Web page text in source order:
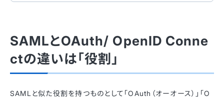
SAMLとOAuth/ OpenID Conne
ctの違いは「役割」
SAMLと似た役割を持つものとして「OAuth（オーオース）」「O